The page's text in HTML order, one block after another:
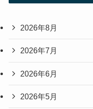
2026年8月
2026年7月
2026年6月
2026年5月